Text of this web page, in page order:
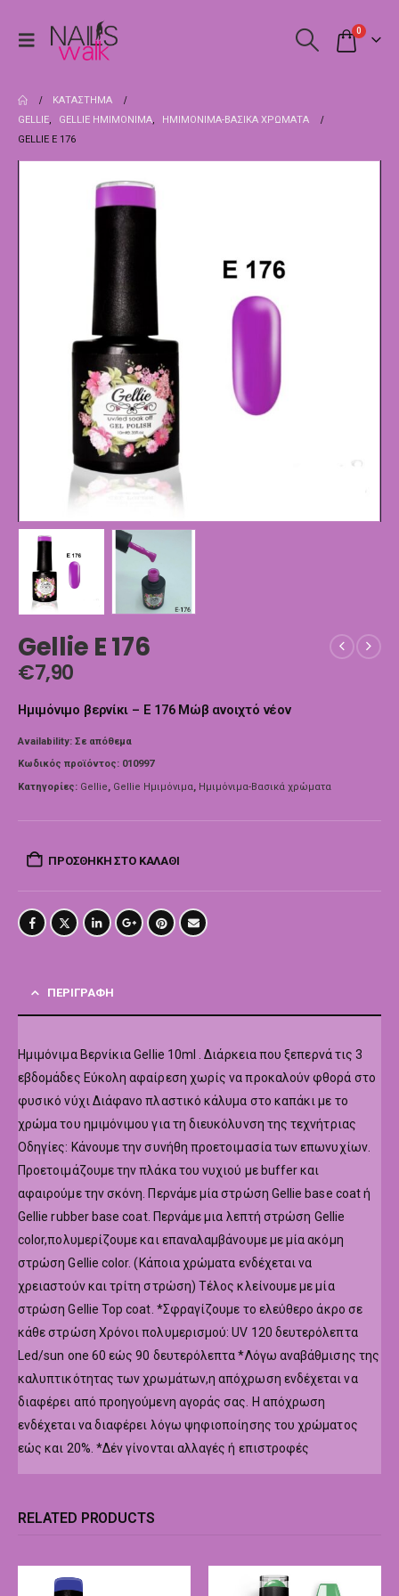
0
ΚΑΤΆΣΤΗΜΑ
GELLIE, GELLIE ΗΜΙΜΌΝΙΜΑ,
ΗΜΙΜΌΝΙΜΑ-ΒΑΣΙΚΆ ΧΡΏΜΑΤΑ
GELLIE E 176
Gellie E 176
€7,90
Ημιμόνιμο βερνίκι – E 176 Μώβ ανοιχτό νέον
Availability: Σε απόθεμα
Κωδικός προϊόντος: 010997
Κατηγορίες: Gellie, Gellie Ημιμόνιμα, Ημιμόνιμα-Βασικά χρώματα
ΠΡΟΣΘΉΚΗ ΣΤΟ ΚΑΛΆΘΙ
ΠΕΡΙΓΡΑΦΉ
Hμιμόνιμα Βερνίκια Gellie 10ml . Διάρκεια που ξεπερνά τις 3
εβδομάδες Εύκολη αφαίρεση χωρίς να προκαλούν φθορά στο
φυσικό νύχι Διάφανο πλαστικό κάλυμα στο καπάκι με το
χρώμα του ημιμόνιμου για τη διευκόλυνση της τεχνήτριας
Οδηγίες: Κάνουμε την συνήθη προετοιμασία των επωνυχίων.
Προετοιμάζουμε την πλάκα του νυχιού με buffer και
αφαιρούμε την σκόνη. Περνάμε μία στρώση Gellie base coat ή
Gellie rubber base coat. Περνάμε μια λεπτή στρώση Gellie
color,πολυμερίζουμε και επαναλαμβάνουμε με μία ακόμη
στρώση Gellie color. (Κάποια χρώματα ενδέχεται να
χρειαστούν και τρίτη στρώση) Τέλος κλείνουμε με μία
στρώση Gellie Top coat. *Σφραγίζουμε το ελεύθερο άκρο σε
κάθε στρώση Χρόνοι πολυμερισμού: UV 120 δευτερόλεπτα
Led/sun one 60 εώς 90 δευτερόλεπτα *Λόγω αναβάθμισης της
καλυπτικότητας των χρωμάτων,η απόχρωση ενδέχεται να
διαφέρει από προηγούμενη αγοράς σας. Η απόχρωση
ενδέχεται να διαφέρει λόγω ψηφιοποίησης του χρώματος
εώς και 20%. *Δέν γίνονται αλλαγές ή επιστροφές
RELATED PRODUCTS